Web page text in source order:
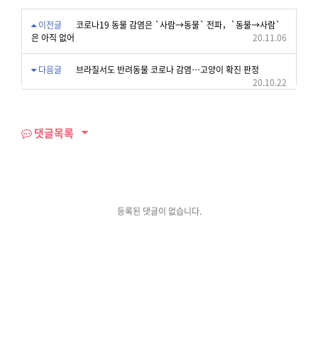
이전글
코로나19 동물 감염은 `사람→동물` 전파，`동물→사람`
은 아직 없어
20.11.06
다음글
브라질서도 반려동물 코로나 감염…고양이 확진 판정
20.10.22
댓글목록
등록된 댓글이 없습니다.